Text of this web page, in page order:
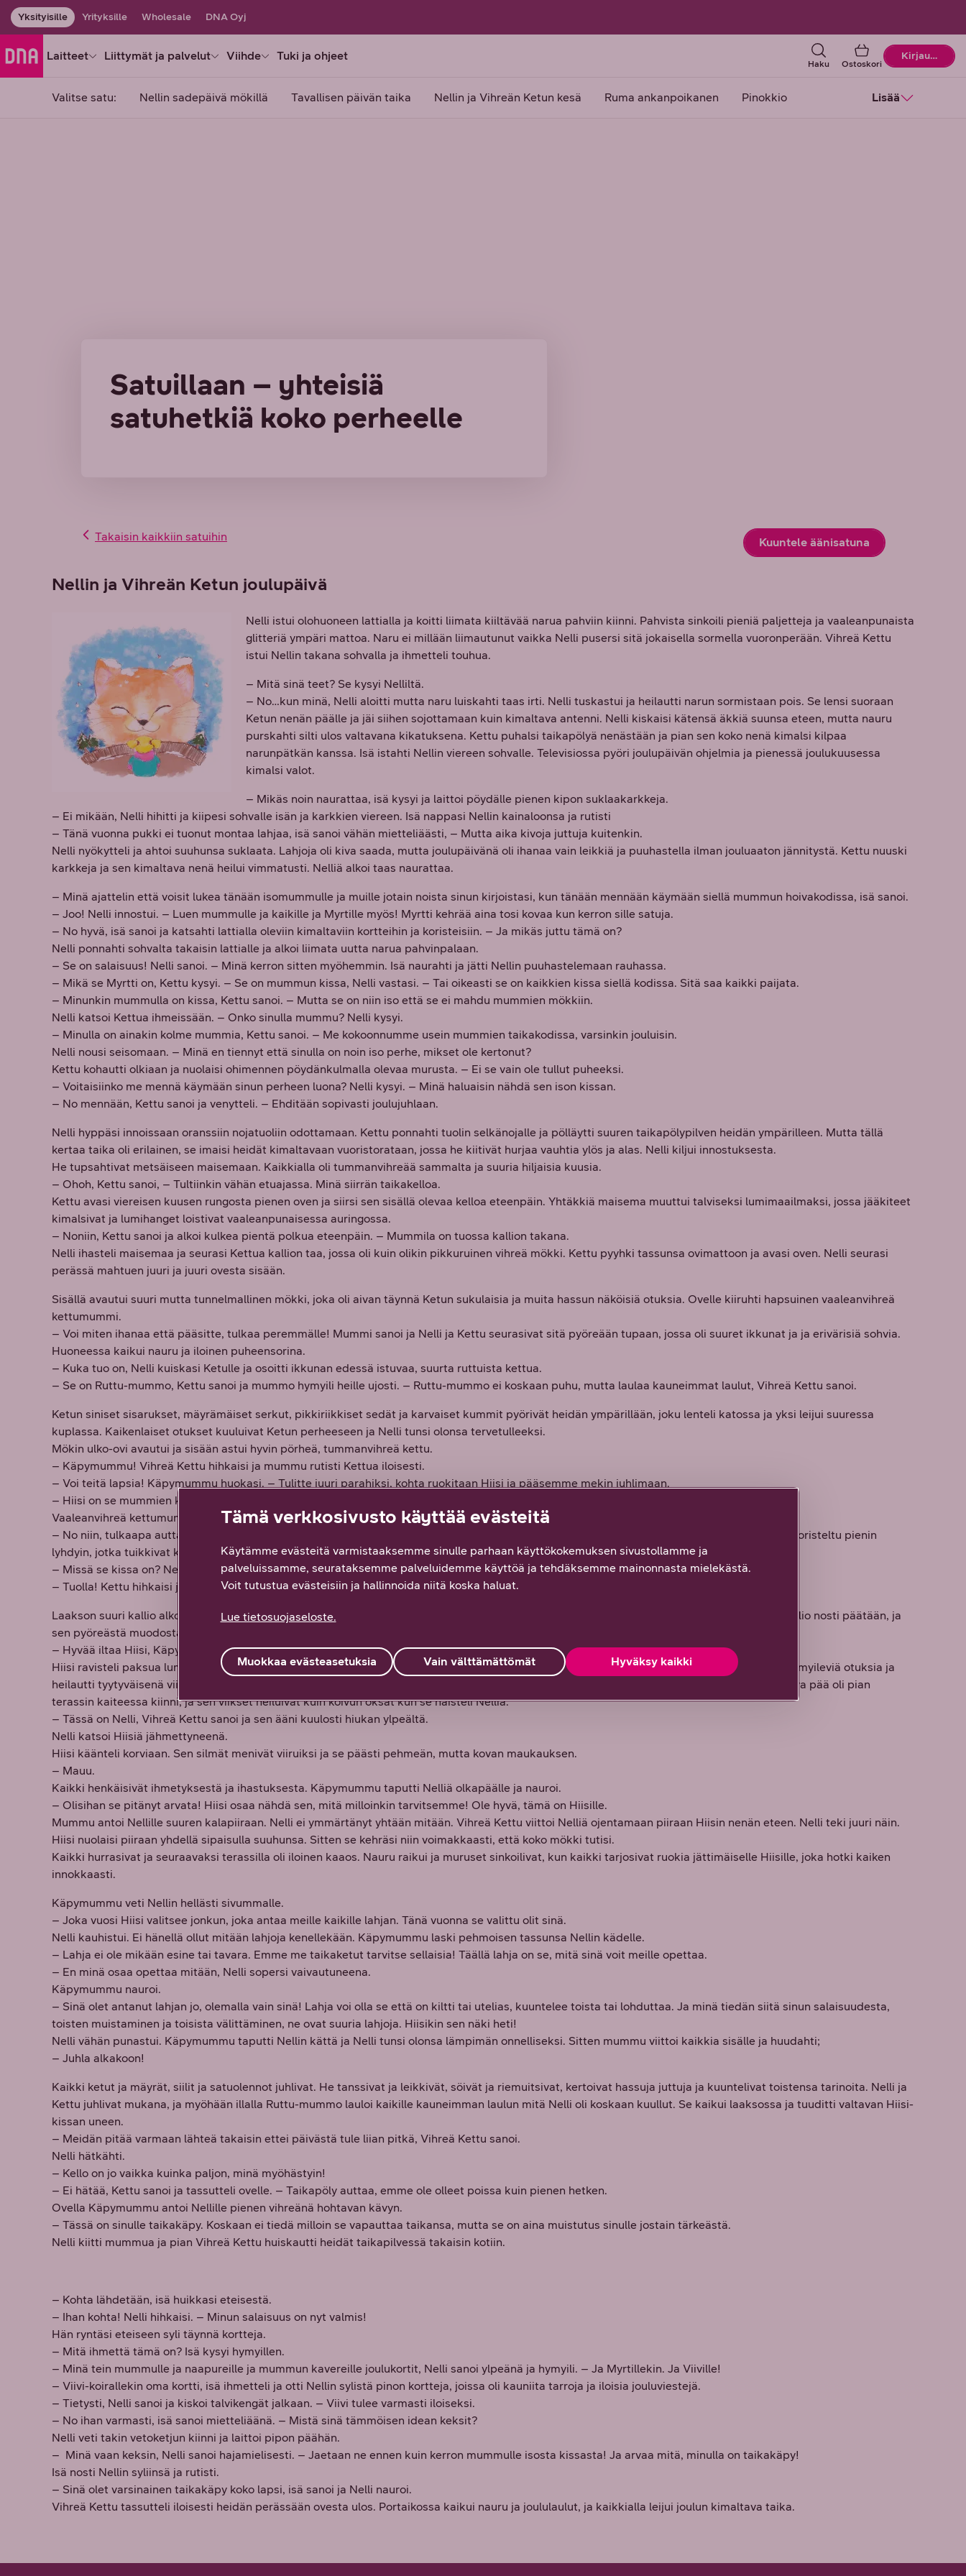
Yksityisille Yrityksille Wholesale DNA Oyj
Laitteet Liittymät ja palvelut Viihde Tuki ja ohjeet
Haku Ostoskori
OstoskoriKirjaudu
Valitse satu: Nellin sadepäivä mökillä Tavallisen päivän taika Nellin ja Vihreän Ketun kesä Ruma ankanpoikanen Pinokkio Lisää
Satuillaan – yhteisiä
satuhetkiä koko perheelle
Takaisin kaikkiin satuihin Kuuntele äänisatuna
Nellin ja Vihreän Ketun joulupäivä
Nelli istui olohuoneen lattialla ja koitti liimata kiiltävää narua pahviin kiinni. Pahvista sinkoili pieniä paljetteja ja vaaleanpunaista
glitteriä ympäri mattoa. Naru ei millään liimautunut vaikka Nelli pusersi sitä jokaisella sormella vuoronperään. Vihreä Kettu
istui Nellin takana sohvalla ja ihmetteli touhua.
– Mitä sinä teet? Se kysyi Nelliltä.
– No…kun minä, Nelli aloitti mutta naru luiskahti taas irti. Nelli tuskastui ja heilautti narun sormistaan pois. Se lensi suoraan
Ketun nenän päälle ja jäi siihen sojottamaan kuin kimaltava antenni. Nelli kiskaisi kätensä äkkiä suunsa eteen, mutta nauru
purskahti silti ulos valtavana kikatuksena. Kettu puhalsi taikapölyä nenästään ja pian sen koko nenä kimalsi kilpaa
narunpätkän kanssa. Isä istahti Nellin viereen sohvalle. Televisiossa pyöri joulupäivän ohjelmia ja pienessä joulukuusessa
kimalsi valot.
– Mikäs noin naurattaa, isä kysyi ja laittoi pöydälle pienen kipon suklaakarkkeja.
– Ei mikään, Nelli hihitti ja kiipesi sohvalle isän ja karkkien viereen. Isä nappasi Nellin kainaloonsa ja rutisti
– Tänä vuonna pukki ei tuonut montaa lahjaa, isä sanoi vähän mietteliäästi, – Mutta aika kivoja juttuja kuitenkin.
Nelli nyökytteli ja ahtoi suuhunsa suklaata. Lahjoja oli kiva saada, mutta joulupäivänä oli ihanaa vain leikkiä ja puuhastella ilman jouluaaton jännitystä. Kettu nuuski
karkkeja ja sen kimaltava nenä heilui vimmatusti. Nelliä alkoi taas naurattaa.
– Minä ajattelin että voisit lukea tänään isomummulle ja muille jotain noista sinun kirjoistasi, kun tänään mennään käymään siellä mummun hoivakodissa, isä sanoi.
– Joo! Nelli innostui. – Luen mummulle ja kaikille ja Myrtille myös! Myrtti kehrää aina tosi kovaa kun kerron sille satuja.
– No hyvä, isä sanoi ja katsahti lattialla oleviin kimaltaviin kortteihin ja koristeisiin. – Ja mikäs juttu tämä on?
Nelli ponnahti sohvalta takaisin lattialle ja alkoi liimata uutta narua pahvinpalaan.
– Se on salaisuus! Nelli sanoi. – Minä kerron sitten myöhemmin. Isä naurahti ja jätti Nellin puuhastelemaan rauhassa.
– Mikä se Myrtti on, Kettu kysyi. – Se on mummun kissa, Nelli vastasi. – Tai oikeasti se on kaikkien kissa siellä kodissa. Sitä saa kaikki paijata.
– Minunkin mummulla on kissa, Kettu sanoi. – Mutta se on niin iso että se ei mahdu mummien mökkiin.
Nelli katsoi Kettua ihmeissään. – Onko sinulla mummu? Nelli kysyi.
– Minulla on ainakin kolme mummia, Kettu sanoi. – Me kokoonnumme usein mummien taikakodissa, varsinkin jouluisin.
Nelli nousi seisomaan. – Minä en tiennyt että sinulla on noin iso perhe, mikset ole kertonut?
Kettu kohautti olkiaan ja nuolaisi ohimennen pöydänkulmalla olevaa murusta. – Ei se vain ole tullut puheeksi.
– Voitaisiinko me mennä käymään sinun perheen luona? Nelli kysyi. – Minä haluaisin nähdä sen ison kissan.
– No mennään, Kettu sanoi ja venytteli. – Ehditään sopivasti joulujuhlaan.
Nelli hyppäsi innoissaan oranssiin nojatuoliin odottamaan. Kettu ponnahti tuolin selkänojalle ja pölläytti suuren taikapölypilven heidän ympärilleen. Mutta tällä
kertaa taika oli erilainen, se imaisi heidät kimaltavaan vuoristorataan, jossa he kiitivät hurjaa vauhtia ylös ja alas. Nelli kiljui innostuksesta.
He tupsahtivat metsäiseen maisemaan. Kaikkialla oli tummanvihreää sammalta ja suuria hiljaisia kuusia.
– Ohoh, Kettu sanoi, – Tultiinkin vähän etuajassa. Minä siirrän taikakelloa.
Kettu avasi viereisen kuusen rungosta pienen oven ja siirsi sen sisällä olevaa kelloa eteenpäin. Yhtäkkiä maisema muuttui talviseksi lumimaailmaksi, jossa jääkiteet
kimalsivat ja lumihanget loistivat vaaleanpunaisessa auringossa.
– Noniin, Kettu sanoi ja alkoi kulkea pientä polkua eteenpäin. – Mummila on tuossa kallion takana.
Nelli ihasteli maisemaa ja seurasi Kettua kallion taa, jossa oli kuin olikin pikkuruinen vihreä mökki. Kettu pyyhki tassunsa ovimattoon ja avasi oven. Nelli seurasi
perässä mahtuen juuri ja juuri ovesta sisään.
Sisällä avautui suuri mutta tunnelmallinen mökki, joka oli aivan täynnä Ketun sukulaisia ja muita hassun näköisiä otuksia. Ovelle kiiruhti hapsuinen vaaleanvihreä
kettumummi.
– Voi miten ihanaa että pääsitte, tulkaa peremmälle! Mummi sanoi ja Nelli ja Kettu seurasivat sitä pyöreään tupaan, jossa oli suuret ikkunat ja ja erivärisiä sohvia.
Huoneessa kaikui nauru ja iloinen puheensorina.
– Kuka tuo on, Nelli kuiskasi Ketulle ja osoitti ikkunan edessä istuvaa, suurta ruttuista kettua.
– Se on Ruttu-mummo, Kettu sanoi ja mummo hymyili heille ujosti. – Ruttu-mummo ei koskaan puhu, mutta laulaa kauneimmat laulut, Vihreä Kettu sanoi.
Ketun siniset sisarukset, mäyrämäiset serkut, pikkiriikkiset sedät ja karvaiset kummit pyörivät heidän ympärillään, joku lenteli katossa ja yksi leijui suuressa
kuplassa. Kaikenlaiset otukset kuuluivat Ketun perheeseen ja Nelli tunsi olonsa tervetulleeksi.
Mökin ulko-ovi avautui ja sisään astui hyvin pörheä, tummanvihreä kettu.
– Käpymummu! Vihreä Kettu hihkaisi ja mummu rutisti Kettua iloisesti.
– Voi teitä lapsia! Käpymummu huokasi. – Tulitte juuri parahiksi, kohta ruokitaan Hiisi ja pääsemme mekin juhlimaan.
– Hiisi on se mummien kissa, Kettu sanoi. – Kun Hiisi on syönyt, joulujuhla alkaa.
Vaaleanvihreä kettumummi kantoi tupaan suuria tarjottimia, jotka pursusivat ruokia.
– No niin, tulkaapa auttamaan! mummi sanoi, ja kaikki kantoivat tarjottimet ulos terassille. Nelli ja Kettu seurasivat mukana. Suuri terassi oli koristeltu pienin
lyhdyin, jotka tuikkivat kauniisti hämärtyvässä illassa. Terassilta aukesi avara näkymä alas laaksoon, jossa oli valtava luminen, pyöreä kallio.
– Missä se kissa on? Nelli kuiskasi.
– Tuolla! Kettu hihkaisi ja osoitti alas laaksoon.
Laakson suuri kallio alkoi yhtäkkiä liikkua. Se nousi ja kasvoi ja siitä alkoi erottua kaksi korvannäköistä uloketta. Lumi varisi ympäriinsä kun kallio nosti päätään, ja
sen pyöreästä muodosta avautui kaksi jättimäistä kiiluvaa silmää ja musta nenä.
– Hyvää iltaa Hiisi, Käpymummu sanoi. – Me kaikki tervehdimme sinua ja toivotamme hyvää joulua!
Hiisi ravisteli paksua lumista turkkiaan ja ilmaan pöllähti jääkiteitä, jotka kimaltelivat auringonlaskussa. Se katsoi kaikkia terassilla iloisesti hymyileviä otuksia ja
heilautti tyytyväisenä viiksiään. Näky oli Nellistä hurja, mutta ei kuitenkaan pelottava. Sitten Hiisi näki Nellin ja kumartui lähemmäs. Sen valtava pää oli pian
terassin kaiteessa kiinni, ja sen viikset heiluivat kuin koivun oksat kun se haisteli Nelliä.
– Tässä on Nelli, Vihreä Kettu sanoi ja sen ääni kuulosti hiukan ylpeältä.
Nelli katsoi Hiisiä jähmettyneenä.
Hiisi käänteli korviaan. Sen silmät menivät viiruiksi ja se päästi pehmeän, mutta kovan maukauksen.
– Mauu.
Kaikki henkäisivät ihmetyksestä ja ihastuksesta. Käpymummu taputti Nelliä olkapäälle ja nauroi.
– Olisihan se pitänyt arvata! Hiisi osaa nähdä sen, mitä milloinkin tarvitsemme! Ole hyvä, tämä on Hiisille.
Mummu antoi Nellille suuren kalapiiraan. Nelli ei ymmärtänyt yhtään mitään. Vihreä Kettu viittoi Nelliä ojentamaan piiraan Hiisin nenän eteen. Nelli teki juuri näin.
Hiisi nuolaisi piiraan yhdellä sipaisulla suuhunsa. Sitten se kehräsi niin voimakkaasti, että koko mökki tutisi.
Kaikki hurrasivat ja seuraavaksi terassilla oli iloinen kaaos. Nauru raikui ja muruset sinkoilivat, kun kaikki tarjosivat ruokia jättimäiselle Hiisille, joka hotki kaiken
innokkaasti.
Käpymummu veti Nellin hellästi sivummalle.
– Joka vuosi Hiisi valitsee jonkun, joka antaa meille kaikille lahjan. Tänä vuonna se valittu olit sinä.
Nelli kauhistui. Ei hänellä ollut mitään lahjoja kenellekään. Käpymummu laski pehmoisen tassunsa Nellin kädelle.
– Lahja ei ole mikään esine tai tavara. Emme me taikaketut tarvitse sellaisia! Täällä lahja on se, mitä sinä voit meille opettaa.
– En minä osaa opettaa mitään, Nelli sopersi vaivautuneena.
Käpymummu nauroi.
– Sinä olet antanut lahjan jo, olemalla vain sinä! Lahja voi olla se että on kiltti tai utelias, kuuntelee toista tai lohduttaa. Ja minä tiedän siitä sinun salaisuudesta,
toisten muistaminen ja toisista välittäminen, ne ovat suuria lahjoja. Hiisikin sen näki heti!
Nelli vähän punastui. Käpymummu taputti Nellin kättä ja Nelli tunsi olonsa lämpimän onnelliseksi. Sitten mummu viittoi kaikkia sisälle ja huudahti;
– Juhla alkakoon!
Kaikki ketut ja mäyrät, siilit ja satuolennot juhlivat. He tanssivat ja leikkivät, söivät ja riemuitsivat, kertoivat hassuja juttuja ja kuuntelivat toistensa tarinoita. Nelli ja
Kettu juhlivat mukana, ja myöhään illalla Ruttu-mummo lauloi kaikille kauneimman laulun mitä Nelli oli koskaan kuullut. Se kaikui laaksossa ja tuuditti valtavan Hiisi-
kissan uneen.
– Meidän pitää varmaan lähteä takaisin ettei päivästä tule liian pitkä, Vihreä Kettu sanoi.
Nelli hätkähti.
– Kello on jo vaikka kuinka paljon, minä myöhästyin!
– Ei hätää, Kettu sanoi ja tassutteli ovelle. – Taikapöly auttaa, emme ole olleet poissa kuin pienen hetken.
Ovella Käpymummu antoi Nellille pienen vihreänä hohtavan kävyn.
– Tässä on sinulle taikakäpy. Koskaan ei tiedä milloin se vapauttaa taikansa, mutta se on aina muistutus sinulle jostain tärkeästä.
Nelli kiitti mummua ja pian Vihreä Kettu huiskautti heidät taikapilvessä takaisin kotiin.
– Kohta lähdetään, isä huikkasi eteisestä.
– Ihan kohta! Nelli hihkaisi. – Minun salaisuus on nyt valmis!
Hän ryntäsi eteiseen syli täynnä kortteja.
– Mitä ihmettä tämä on? Isä kysyi hymyillen.
– Minä tein mummulle ja naapureille ja mummun kavereille joulukortit, Nelli sanoi ylpeänä ja hymyili. – Ja Myrtillekin. Ja Viiville!
– Viivi-koirallekin oma kortti, isä ihmetteli ja otti Nellin sylistä pinon kortteja, joissa oli kauniita tarroja ja iloisia jouluviestejä.
– Tietysti, Nelli sanoi ja kiskoi talvikengät jalkaan. – Viivi tulee varmasti iloiseksi.
– No ihan varmasti, isä sanoi mietteliäänä. – Mistä sinä tämmöisen idean keksit?
Nelli veti takin vetoketjun kiinni ja laittoi pipon päähän.
– Minä vaan keksin, Nelli sanoi hajamielisesti. – Jaetaan ne ennen kuin kerron mummulle isosta kissasta! Ja arvaa mitä, minulla on taikakäpy!
Isä nosti Nellin syliinsä ja rutisti.
– Sinä olet varsinainen taikakäpy koko lapsi, isä sanoi ja Nelli nauroi.
Vihreä Kettu tassutteli iloisesti heidän perässään ovesta ulos. Portaikossa kaikui nauru ja joululaulut, ja kaikkialla leijui joulun kimaltava taika.
Tämä verkkosivusto käyttää evästeitä
Käytämme evästeitä varmistaaksemme sinulle parhaan käyttökokemuksen sivustollamme ja
palveluissamme, seurataksemme palveluidemme käyttöä ja tehdäksemme mainonnasta mielekästä.
Voit tutustua evästeisiin ja hallinnoida niitä koska haluat.
Lue tietosuojaseloste.
Vain välttämättömät Hyväksy kaikki
Muokkaa evästeasetuksia